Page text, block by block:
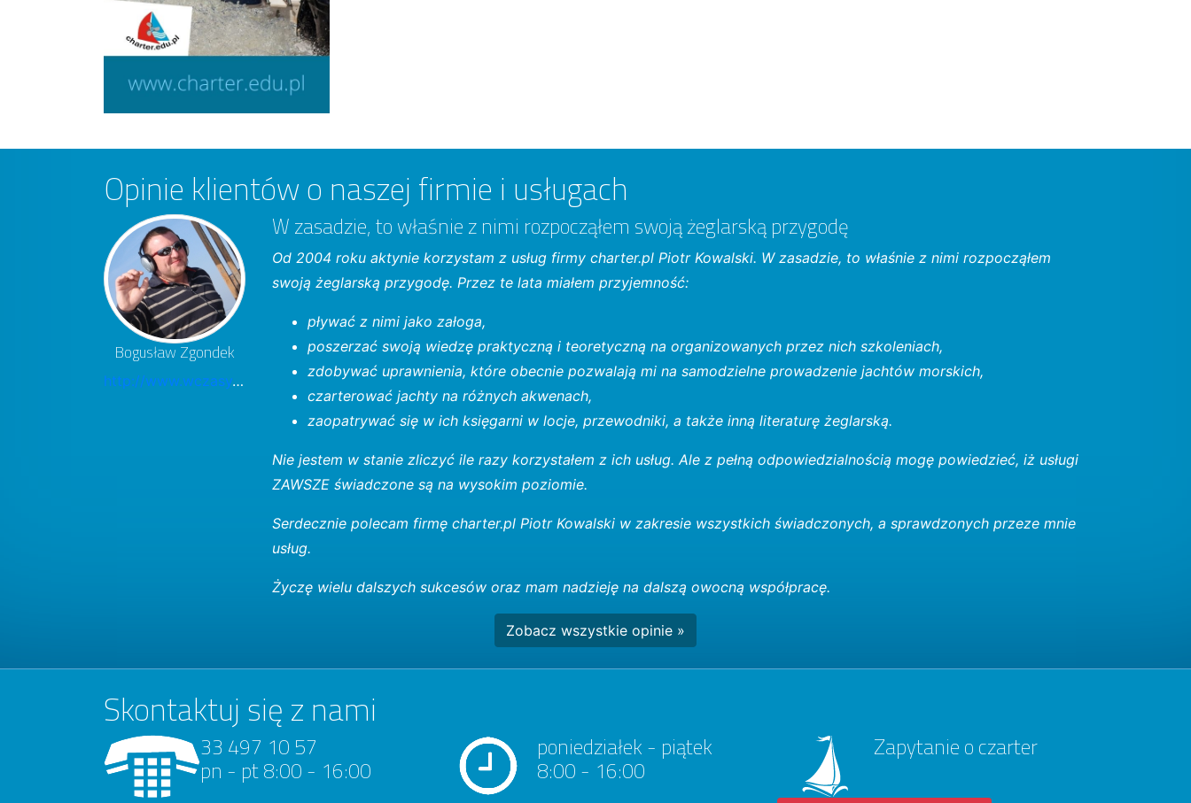
Opinie klientów o naszej firmie i usługach
Bogusław Zgondek
http://www.wczasy.mea-travel.pl/
W zasadzie, to właśnie z nimi rozpocząłem swoją żeglarską przygodę
Od 2004 roku aktynie korzystam z usług firmy charter.pl Piotr Kowalski. W zasadzie, to właśnie z nimi rozpocząłem
swoją żeglarską przygodę. Przez te lata miałem przyjemność:
pływać z nimi jako załoga,
poszerzać swoją wiedzę praktyczną i teoretyczną na organizowanych przez nich szkoleniach,
zdobywać uprawnienia, które obecnie pozwalają mi na samodzielne prowadzenie jachtów morskich,
czarterować jachty na różnych akwenach,
zaopatrywać się w ich księgarni w locje, przewodniki, a także inną literaturę żeglarską.
Nie jestem w stanie zliczyć ile razy korzystałem z ich usług. Ale z pełną odpowiedzialnością mogę powiedzieć, iż usługi
ZAWSZE świadczone są na wysokim poziomie.
Serdecznie polecam firmę charter.pl Piotr Kowalski w zakresie wszystkich świadczonych, a sprawdzonych przeze mnie
usług.
Życzę wielu dalszych sukcesów oraz mam nadzieję na dalszą owocną współpracę.
Zobacz wszystkie opinie »
Skontaktuj się z nami
33 497 10 57
pn - pt 8:00 - 16:00
poniedziałek - piątek
8:00 - 16:00
Zapytanie o czarter